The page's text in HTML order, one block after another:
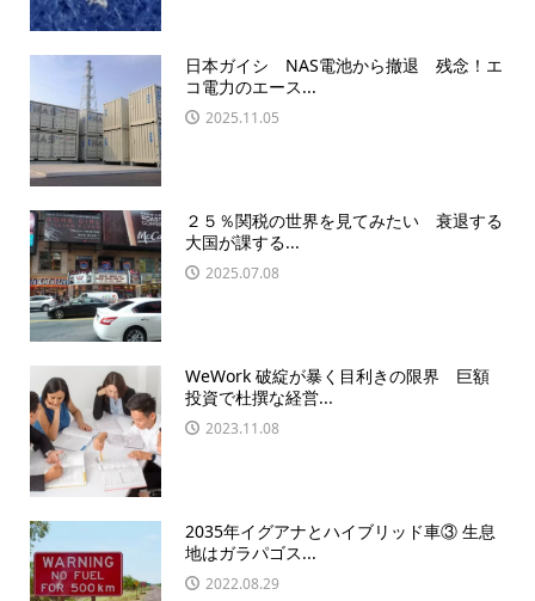
日本ガイシ NAS電池から撤退 残念！エ
コ電力のエース...
2025.11.05
２５％関税の世界を見てみたい 衰退する
大国が課する...
2025.07.08
WeWork 破綻が暴く目利きの限界 巨額
投資で杜撰な経営...
2023.11.08
2035年イグアナとハイブリッド車③ 生息
地はガラパゴス...
2022.08.29